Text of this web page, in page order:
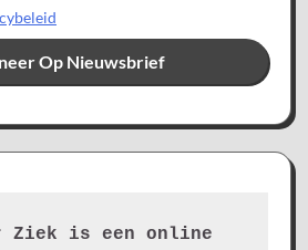
Ziek is een online